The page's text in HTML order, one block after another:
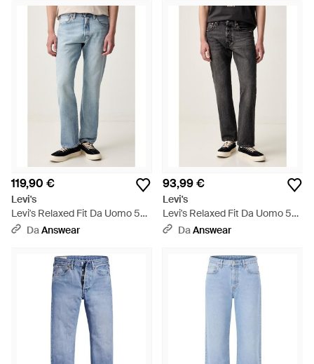
119,90 €
Levi's
Levi's Relaxed Fit Da Uomo 501
Relaxed - Blu
DaAnswear
93,99 €
Levi's
Levi's Relaxed Fit Da Uomo 501
Relaxed - Nero
DaAnswear